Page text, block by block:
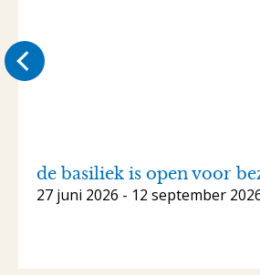
de basiliek is open voor
27 juni 2026 - 12 september